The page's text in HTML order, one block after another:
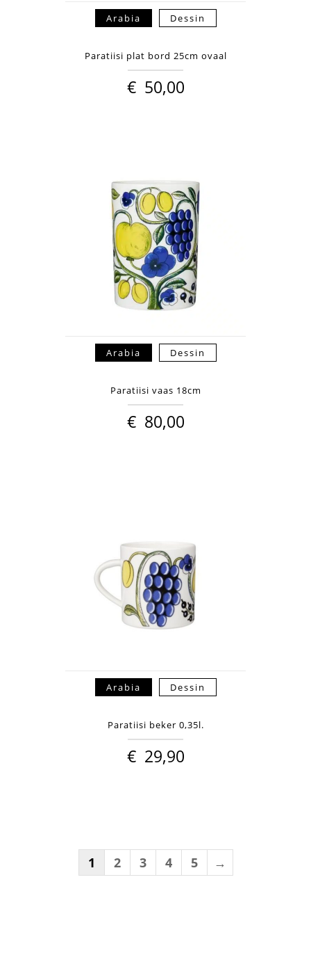
Arabia Dessin
Paratiisi plat bord 25cm ovaal
€ 50,00
Arabia Dessin
Paratiisi vaas 18cm
€ 80,00
Arabia Dessin
Paratiisi beker 0,35l.
€ 29,90
1 2 3 4 5 →